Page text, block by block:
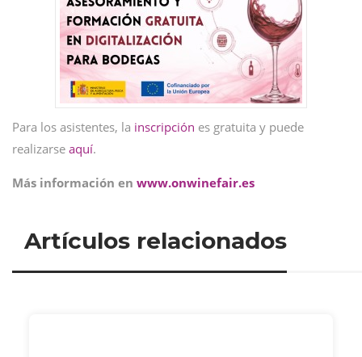
Para los asistentes, la inscripción es gratuita y puede
realizarse aquí.
Más información en www.onwinefair.es
Artículos relacionados